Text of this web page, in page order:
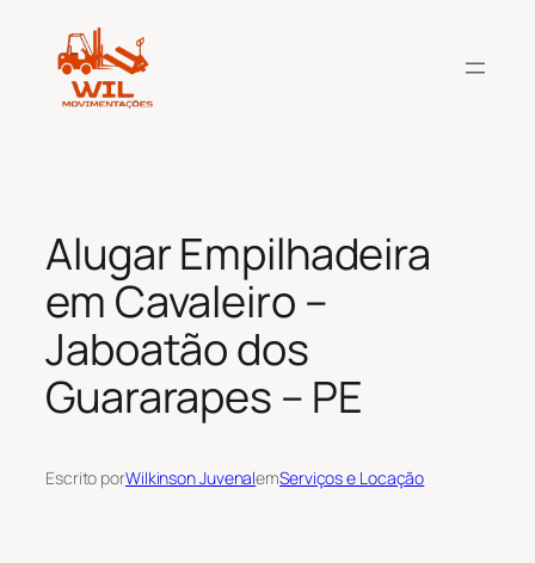
conteúdo
Alugar Empilhadeira
em Cavaleiro –
Jaboatão dos
Guararapes – PE
Escrito porWilkinson JuvenalemServiços e Locação